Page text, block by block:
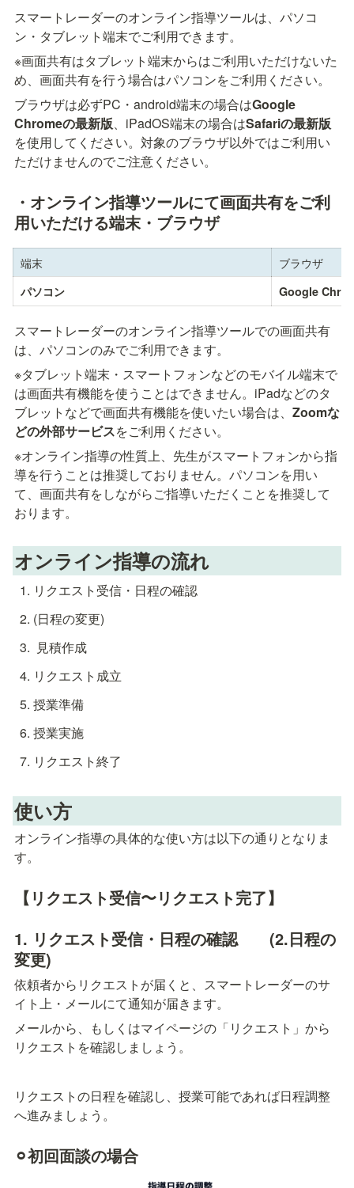
スマートレーダーのオンライン指導ツールは、パソコ
ン・タブレット端末でご利用できます。
※画面共有はタブレット端末からはご利用いただけないた
め、画面共有を行う場合はパソコンをご利用ください。
ブラウザは必ずPC・android端末の場合はGoogle
Chromeの最新版、iPadOS端末の場合はSafariの最新版
を使用してください。対象のブラウザ以外ではご利用い
ただけませんのでご注意ください。
・オンライン指導ツールにて画面共有をご利
用いただける端末・ブラウザ
端末 ブラウザ
パソコン Google
スマートレーダーのオンライン指導ツールでの画面共有
は、パソコンのみでご利用できます。
※タブレット端末・スマートフォンなどのモバイル端末で
は画面共有機能を使うことはできません。iPadなどのタ
ブレットなどで画面共有機能を使いたい場合は、 Zoomな
どの外部サービスをご利用ください。
※オンライン指導の性質上、先生がスマートフォンから指
導を行うことは推奨しておりません。パソコンを用い
て、画面共有をしながらご指導いただくことを推奨して
おります。
オンライン指導の流れ
リクエスト受信・日程の確認
(日程の変更)
見積作成
リクエスト成立
授業準備
授業実施
リクエスト終了
使い方
オンライン指導の具体的な使い方は以下の通りとなりま
す。
【リクエスト受信〜リクエスト完了】
1. リクエスト受信・日程の確認　　(2.日程の
変更)
依頼者からリクエストが届くと、スマートレーダーのサ
イト上・メールにて通知が届きます。
メールから、もしくはマイページの「リクエスト」から
リクエストを確認しましょう。
リクエストの日程を確認し、授業可能であれば日程調整
へ進みましょう。
⚪︎初回面談の場合